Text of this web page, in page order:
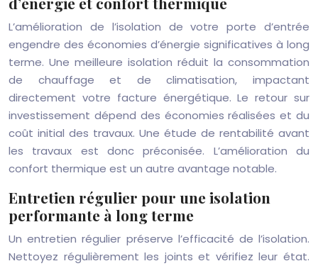
L’amélioration de l’isolation de votre porte d’entrée
engendre des économies d’énergie significatives à long
terme. Une meilleure isolation réduit la consommation
de chauffage et de climatisation, impactant
directement votre facture énergétique. Le retour sur
investissement dépend des économies réalisées et du
coût initial des travaux. Une étude de rentabilité avant
les travaux est donc préconisée. L’amélioration du
confort thermique est un autre avantage notable.
Entretien régulier pour une isolation
performante à long terme
Un entretien régulier préserve l’efficacité de l’isolation.
Nettoyez régulièrement les joints et vérifiez leur état.